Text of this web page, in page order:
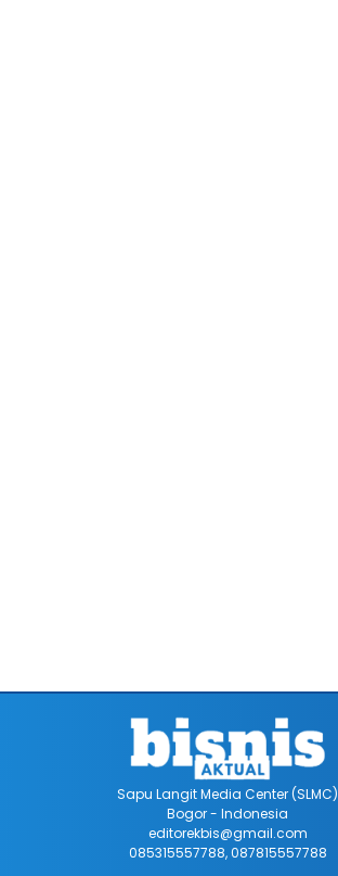
Sapu Langit Media Center (SLMC)
Bogor - Indonesia
editorekbis@gmail.com
085315557788, 087815557788